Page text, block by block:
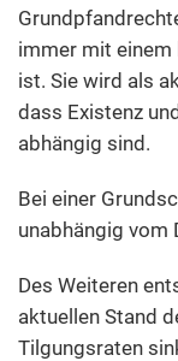
immer mit einem
ist. Sie wird als
dass Existenz
abhängig sind.
Bei einer
unabhängig vom
Des Weiteren
aktuellen Stand
Tilgungsraten